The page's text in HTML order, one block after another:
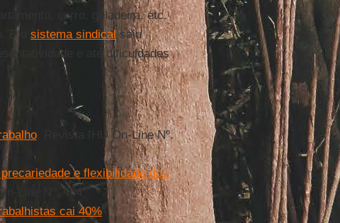
carro, geladeira, etc.
E o sistema sindicalsaiu
e até dificuldades
. Revista IHU On-Line Nº.
e flexibilidade dos
Line Nº. 484
cai 40%